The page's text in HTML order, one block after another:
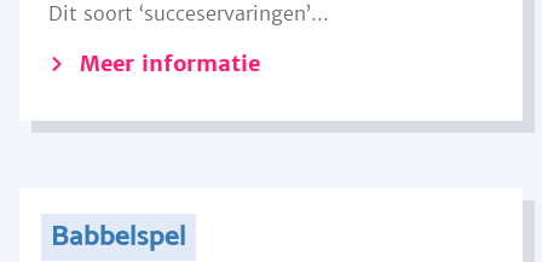
Dit soort ‘succeservaringen’...
Meer informatie
Babbelspel